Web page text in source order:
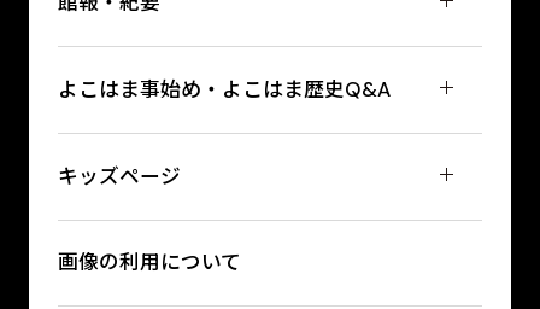
よこはま事始め・よこはま歴史Q&A
キッズページ
画像の利用について